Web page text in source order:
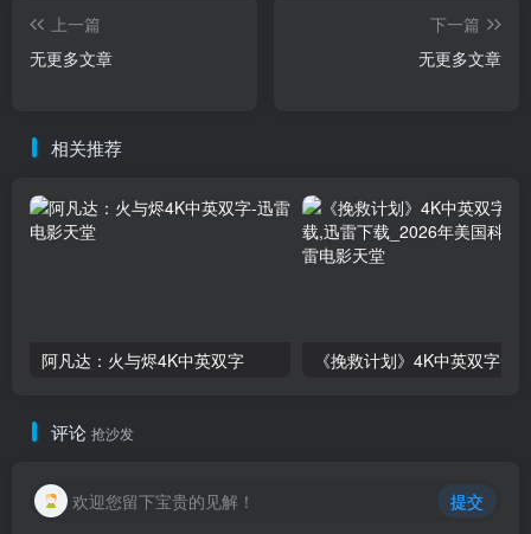
上一篇
无更多文章
下一篇
无更多文章
相关推荐
阿凡达：火与烬4K中英双字
评论 抢沙发
欢迎您留下宝贵的见解！ 提交